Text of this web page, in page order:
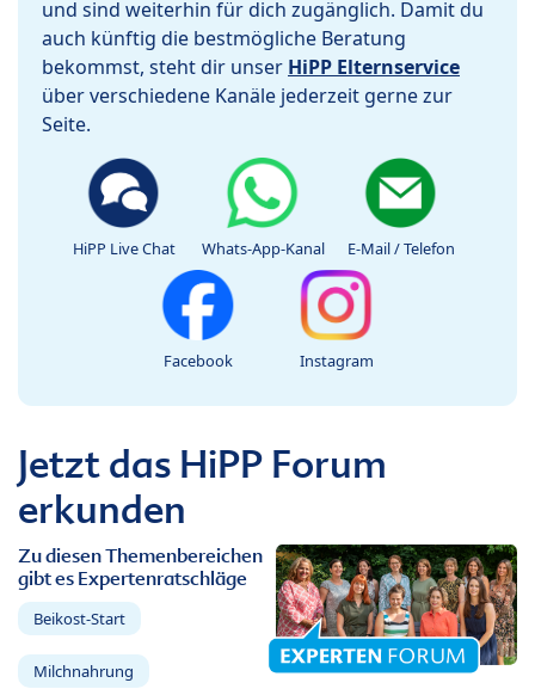
und sind weiterhin für dich zugänglich. Damit du
auch künftig die bestmögliche Beratung
bekommst, steht dir unser HiPP Elternservice
über verschiedene Kanäle jederzeit gerne zur
Seite.
HiPP Live Chat Whats-App-Kanal E-Mail / Telefon
Facebook Instagram
Jetzt das HiPP Forum
erkunden
Zu diesen Themenbereichen
gibt es Expertenratschläge
Beikost-Start
Milchnahrung